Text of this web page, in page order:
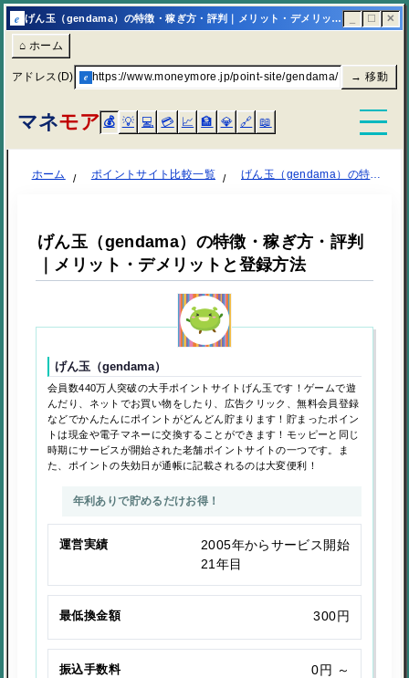
e げん玉（gendama）の特徴・稼ぎ方・評判｜メリット・デメリットと登録方法 ☐ ✕
⌂ ホーム
アドレス(D) e https://www.moneymore.jp/point-site/gendama/ → 移動
マネモア 💰 💡 💻 💳 📈 🏦 💎 🔗 📖
ホーム ポイントサイト比較一覧 げん玉（gendama）の特徴・稼ぎ方・評判｜メリット・デメリットと登録方法
げん玉（gendama）の特徴・稼ぎ方・評判
｜メリット・デメリットと登録方法
げん玉（gendama）
会員数440万人突破の大手ポイントサイトげん玉です！ゲームで遊
んだり、ネットでお買い物をしたり、広告クリック、無料会員登録
などでかんたんにポイントがどんどん貯まります！貯まったポイン
トは現金や電子マネーに交換することができます！モッピーと同じ
時期にサービスが開始された老舗ポイントサイトの一つです。ま
た、ポイントの失効日が通帳に記載されるのは大変便利！
年利ありで貯めるだけお得！
運営実績
2005年からサービス開始
21年目
最低換金額 300円
振込手数料 0円 ～